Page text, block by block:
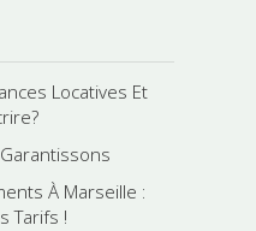
Locatives Et
À Marseille :
Tarifs !